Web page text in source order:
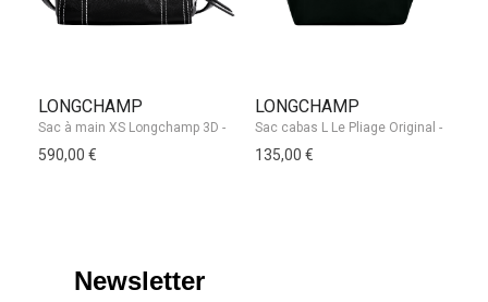
LONGCHAMP
590,00 €
LONGCHAMP
135,00 €